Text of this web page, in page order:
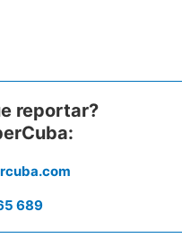
reportar?
689